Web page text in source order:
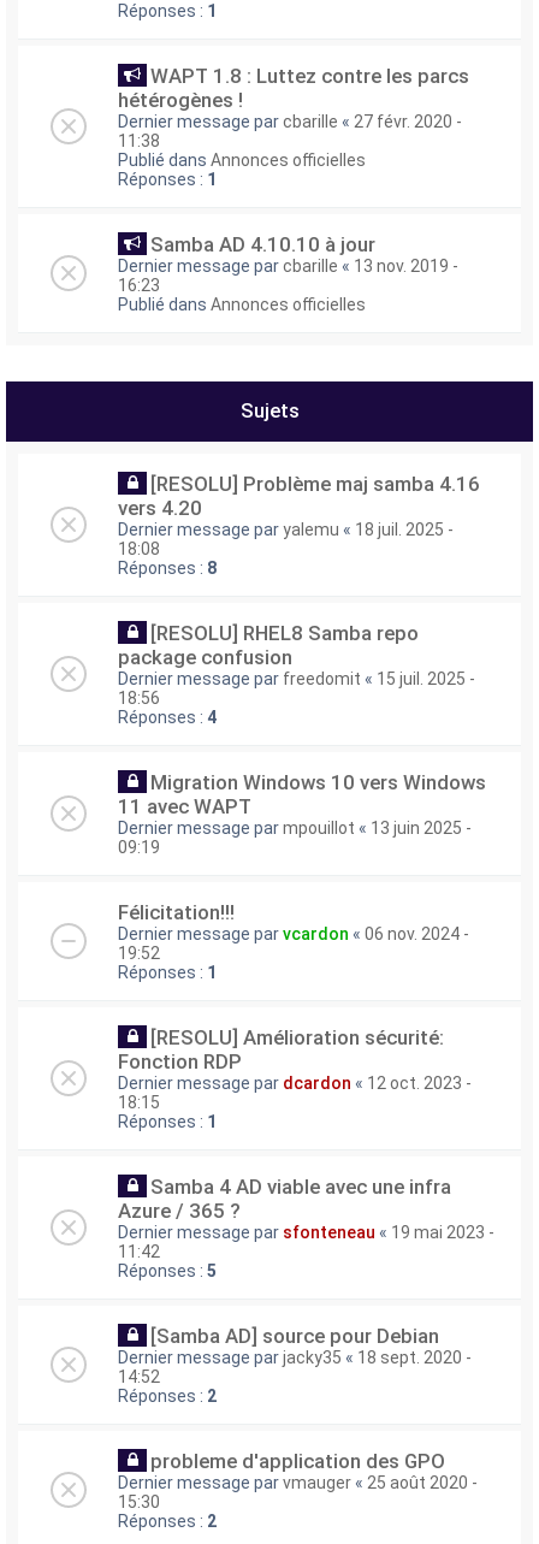
Réponses : 1
WAPT 1.8 : Luttez contre les parcs
hétérogènes !
Dernier message parcbarille « 27 févr. 2020 -
11:38
Publié dans Annonces officielles
Réponses : 1
Samba AD 4.10.10 à jour
Dernier message parcbarille « 13 nov. 2019 -
16:23
Publié dans Annonces officielles
Sujets
[RESOLU] Problème maj samba 4.16
vers 4.20
Dernier message paryalemu « 18 juil. 2025 -
18:08
Réponses : 8
[RESOLU] RHEL8 Samba repo
package confusion
Dernier message par freedomit « 15 juil. 2025 -
18:56
Réponses : 4
Migration Windows 10 vers Windows
11 avec WAPT
Dernier message parmpouillot « 13 juin 2025 -
09:19
Félicitation!!!
Dernier message parvcardon « 06 nov. 2024 -
19:52
Réponses : 1
[RESOLU] Amélioration sécurité:
Fonction RDP
Dernier message par dcardon « 12 oct. 2023 -
18:15
Réponses : 1
Samba 4 AD viable avec une infra
Azure / 365 ?
Dernier message par sfonteneau « 19 mai 2023 -
11:42
Réponses : 5
[Samba AD] source pour Debian
Dernier message parjacky35 « 18 sept. 2020 -
14:52
Réponses : 2
probleme d'application des GPO
Dernier message parvmauger « 25 août 2020 -
15:30
Réponses : 2